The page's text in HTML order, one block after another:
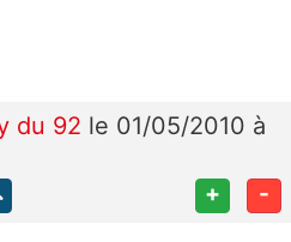
du 92 le 01/05/2010 à
+ -